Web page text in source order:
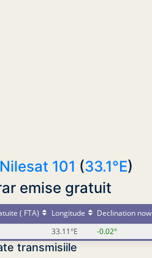
Nilesat 101 (33.1°E)
emise gratuit
( FTA) Longitude Declination now
33.11°E -0.02°
transmisiile